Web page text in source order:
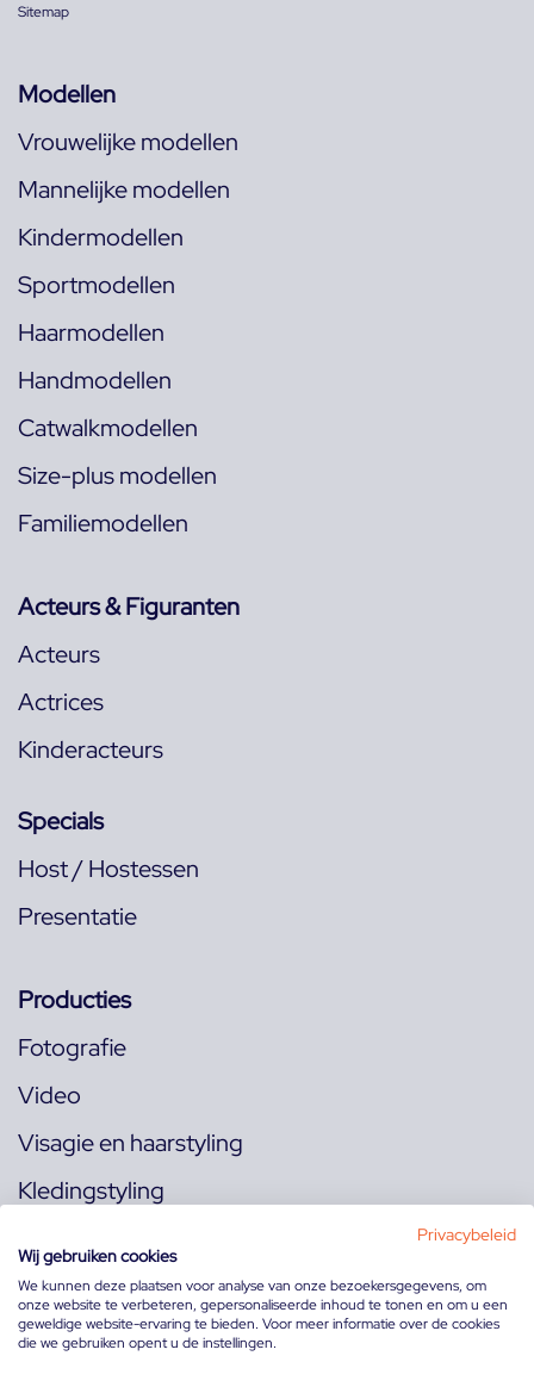
Sitemap
Modellen
Vrouwelijke modellen
Mannelijke modellen
Kindermodellen
Sportmodellen
Haarmodellen
Handmodellen
Catwalkmodellen
Size-plus modellen
Familiemodellen
Acteurs & Figuranten
Acteurs
Actrices
Kinderacteurs
Specials
Host / Hostessen
Presentatie
Producties
Fotografie
Video
Visagie en haarstyling
Kledingstyling
Volg ons op:
Privacybeleid
Wij gebruiken cookies
We kunnen deze plaatsen voor analyse van onze bezoekersgegevens, om
onze website te verbeteren, gepersonaliseerde inhoud te tonen en om u een
geweldige website-ervaring te bieden. Voor meer informatie over de cookies
die we gebruiken opent u de instellingen.